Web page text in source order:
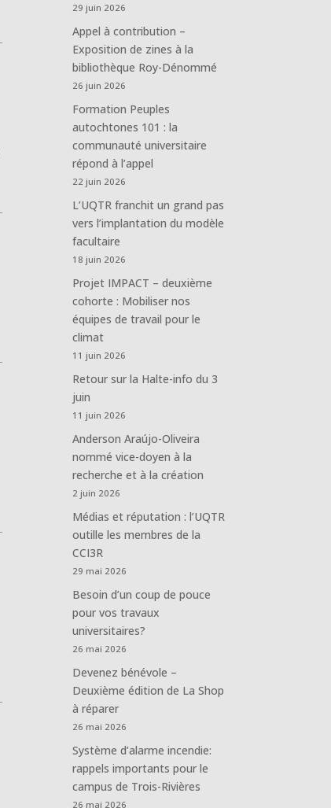
29 juin 2026
Appel à contribution –
Exposition de zines à la
bibliothèque Roy-Dénommé
26 juin 2026
Formation Peuples
autochtones 101 : la
communauté universitaire
répond à l’appel
22 juin 2026
L’UQTR franchit un grand pas
vers l’implantation du modèle
facultaire
18 juin 2026
Projet IMPACT – deuxième
cohorte : Mobiliser nos
équipes de travail pour le
climat
11 juin 2026
Retour sur la Halte-info du 3
juin
11 juin 2026
Anderson Araújo-Oliveira
nommé vice-doyen à la
recherche et à la création
2 juin 2026
Médias et réputation : l’UQTR
outille les membres de la
CCI3R
29 mai 2026
Besoin d’un coup de pouce
pour vos travaux
universitaires?
26 mai 2026
Devenez bénévole –
Deuxième édition de La Shop
à réparer
26 mai 2026
Système d’alarme incendie:
rappels importants pour le
campus de Trois-Rivières
26 mai 2026